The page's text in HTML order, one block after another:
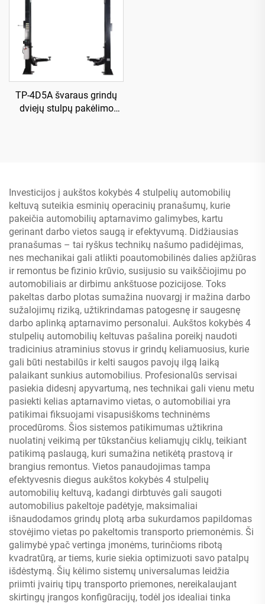
TP-4D5A švaraus grindų
dviejų stulpų pakėlimo
Investicijos į aukštos kokybės 4 stulpelių automobilių
keltuvą suteikia esminių operacinių pranašumų, kurie
pakeičia automobilių aptarnavimo galimybes, kartu
gerinant darbo vietos saugą ir efektyvumą. Didžiausias
pranašumas – tai ryškus technikų našumo padidėjimas,
nes mechanikai gali atlikti poautomobilinės dalies apžiūras
ir remontus be fizinio krūvio, susijusio su vaikščiojimu po
automobiliais ar dirbimu ankštuose pozicijose. Toks
pakeltas darbo plotas sumažina nuovargį ir mažina darbo
sužalojimų riziką, užtikrindamas patogesnę ir saugesnę
darbo aplinką aptarnavimo personalui. Aukštos kokybės 4
stulpelių automobilių keltuvas pašalina poreikį naudoti
tradicinius atraminius stovus ir grindų keliamuosius, kurie
gali būti nestabilūs ir kelti saugos pavojų ilgą laiką
palaikant sunkius automobilius. Profesionalūs servisai
pasiekia didesnį apyvartumą, nes technikai gali vienu metu
pasiekti kelias aptarnavimo vietas, o automobiliai yra
patikimai fiksuojami visapusiškoms techninėms
procedūroms. Šios sistemos patikimumas užtikrina
nuolatinį veikimą per tūkstančius keliamųjų ciklų, teikiant
patikimą paslaugą, kuri sumažina netikėtą prastovą ir
brangius remontus. Vietos panaudojimas tampa
efektyvesnis diegus aukštos kokybės 4 stulpelių
automobilių keltuvą, kadangi dirbtuvės gali saugoti
automobilius pakeltoje padėtyje, maksimaliai
išnaudodamos grindų plotą arba sukurdamos papildomas
stovėjimo vietas po pakeltomis transporto priemonėmis. Ši
galimybė ypač vertinga įmonėms, turinčioms ribotą
kvadratūrą, ar tiems, kurie siekia optimizuoti savo patalpų
išdėstymą. Šių kėlimo sistemų universalumas leidžia
priimti įvairių tipų transporto priemones, nereikalaujant
skirtingų įrangos konfigūracijų, todėl jos idealiai tinka